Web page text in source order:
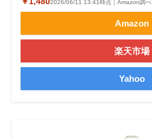
2026/06/11 13:41時点｜Amazon調べ
Amazon
楽天市場
Yahoo